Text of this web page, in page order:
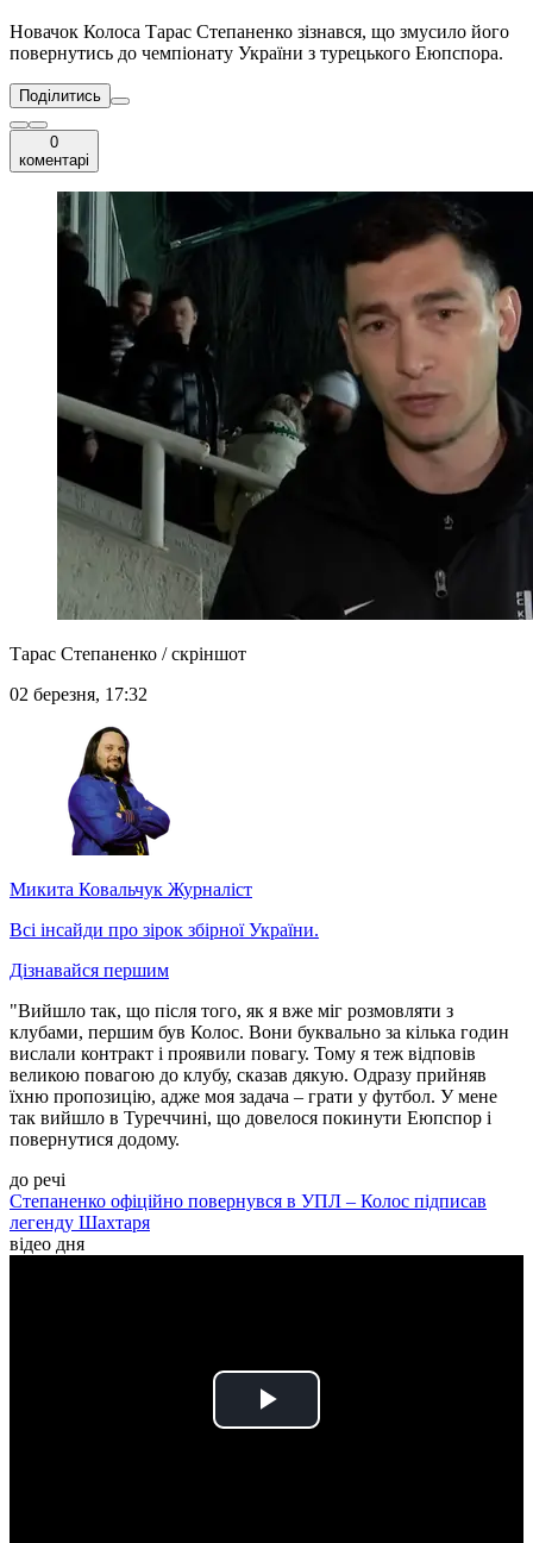
Новачок Колоса Тарас Степаненко зізнався, що змусило його
повернутись до чемпіонату України з турецького Еюпспора.
Поділитись
0
коментарі
Тарас Степаненко / скріншот
02 березня, 17:32
Микита Ковальчук Журналіст
Всі інсайди про зірок збірної України.
Дізнавайся першим
"Вийшло так, що після того, як я вже міг розмовляти з
клубами, першим був Колос. Вони буквально за кілька годин
вислали контракт і проявили повагу. Тому я теж відповів
великою повагою до клубу, сказав дякую. Одразу прийняв
їхню пропозицію, адже моя задача – грати у футбол. У мене
так вийшло в Туреччині, що довелося покинути Еюпспор і
повернутися додому.
до речі
Степаненко офіційно повернувся в УПЛ – Колос підписав
легенду Шахтаря
відео дня
Play